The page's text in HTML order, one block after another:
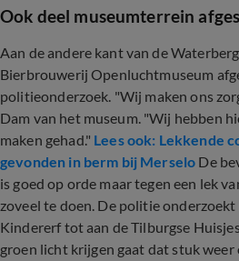
Ook deel museumterrein
Aan de andere kant van de
Bierbrouwerij Openluchtmuseum
politieonderzoek. "Wij maken ons
Dam van het museum. "Wij hebben
maken gehad." Lees ook: Lekkende
gevonden in berm bij Merselo De
is goed op orde maar tegen een lek
zoveel te doen. De politie
Kindererf tot aan de Tilburgse
groen licht krijgen gaat dat stuk weer